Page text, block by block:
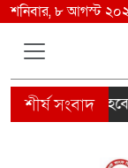
শনিবার, ৮ আগস্ট
হবে :